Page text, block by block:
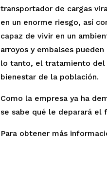
transportador de cargas
en un enorme riesgo, así
capaz de vivir en un
arroyos y embalses
lo tanto, el tratamiento del
bienestar de la población.
Como la empresa ya ha
se sabe qué le deparará el
Para obtener más